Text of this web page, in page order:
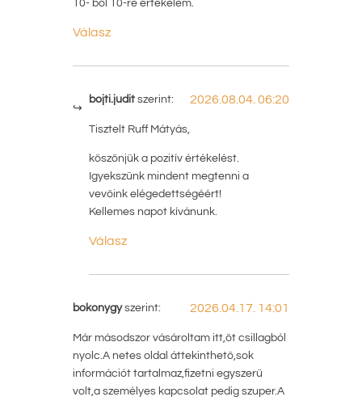
10- böl 10-re értékelem.
Válasz
bojti.judit szerint: 2026.08.04. 06:20
Tisztelt Ruff Mátyás,
köszönjük a pozitív értékelést.
Igyekszünk mindent megtenni a
vevőink elégedettségéért!
Kellemes napot kívánunk.
Válasz
bokonygy szerint: 2026.04.17. 14:01
Már másodszor vásároltam itt,öt csillagból
nyolc.A netes oldal áttekinthető,sok
információt tartalmaz,fizetni egyszerű
volt,a személyes kapcsolat pedig szuper.A